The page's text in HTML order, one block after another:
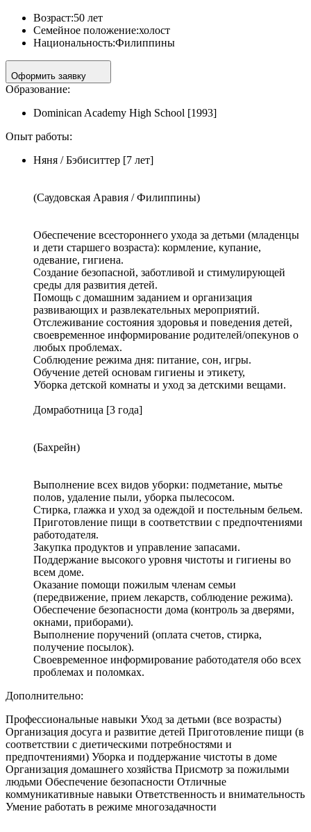
Возраст:50 лет
Семейное положение:холост
Национальность:Филиппины
Оформить заявку
Образование:
Dominican Academy High School [1993]
Опыт работы:
Няня / Бэбиситтер [7 лет]
(Саудовская Аравия / Филиппины)
Обеспечение всестороннего ухода за детьми (младенцы
и дети старшего возраста): кормление, купание,
одевание, гигиена.
Создание безопасной, заботливой и стимулирующей
среды для развития детей.
Помощь с домашним заданием и организация
развивающих и развлекательных мероприятий.
Отслеживание состояния здоровья и поведения детей,
своевременное информирование родителей/опекунов о
любых проблемах.
Соблюдение режима дня: питание, сон, игры.
Обучение детей основам гигиены и этикету,
Уборка детской комнаты и уход за детскими вещами.
Домработница [3 года]
(Бахрейн)
Выполнение всех видов уборки: подметание, мытье
полов, удаление пыли, уборка пылесосом.
Стирка, глажка и уход за одеждой и постельным бельем.
Приготовление пищи в соответствии с предпочтениями
работодателя.
Закупка продуктов и управление запасами.
Поддержание высокого уровня чистоты и гигиены во
всем доме.
Оказание помощи пожилым членам семьи
(передвижение, прием лекарств, соблюдение режима).
Обеспечение безопасности дома (контроль за дверями,
окнами, приборами).
Выполнение поручений (оплата счетов, стирка,
получение посылок).
Своевременное информирование работодателя обо всех
проблемах и поломках.
Дополнительно:
Профессиональные навыки Уход за детьми (все возрасты)
Организация досуга и развитие детей Приготовление пищи (в
соответствии с диетическими потребностями и
предпочтениями) Уборка и поддержание чистоты в доме
Организация домашнего хозяйства Присмотр за пожилыми
людьми Обеспечение безопасности Отличные
коммуникативные навыки Ответственность и внимательность
Умение работать в режиме многозадачности